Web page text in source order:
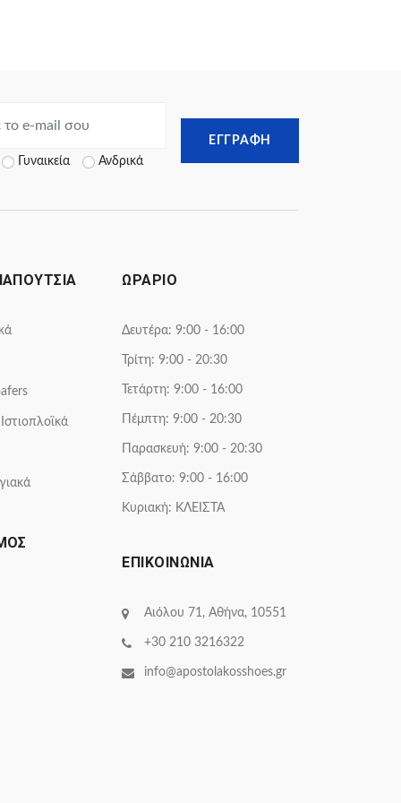
Γυναικεία Ανδρικά
ΕΓΓΡΑΦΗ
ΩΡΑΡΙΟ
Δευτέρα: 9:00 - 16:00
Τρίτη: 9:00 - 20:30
Τετάρτη: 9:00 - 16:00
Πέμπτη: 9:00 - 20:30
Παρασκευή: 9:00 - 20:30
Σάββατο: 9:00 - 16:00
Κυριακή: ΚΛΕΙΣΤΑ
ΕΠΙΚΟΙΝΩΝΙΑ
Αιόλου 71, Αθήνα, 10551
+30 210 3216322
info@apostolakosshoes.gr